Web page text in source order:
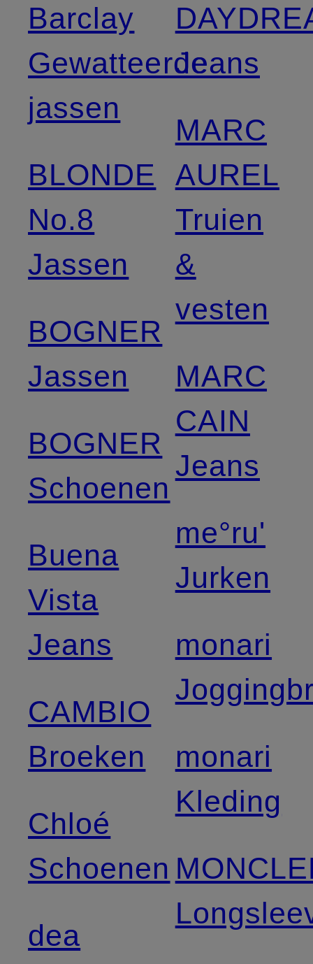
Barclay
Gewatteerde
jassen
BLONDE
No.8
Jassen
BOGNER
Jassen
BOGNER
Schoenen
Buena
Vista
Jeans
CAMBIO
Broeken
Chloé
Schoenen
dea
Jeans
MARC
AUREL
Truien
&
vesten
MARC
CAIN
Jeans
me°ru'
Jurken
monari
monari
Kleding